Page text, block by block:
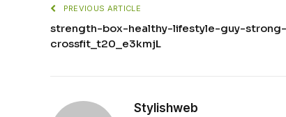
PREVIOUS ARTICLE
strength-box-healthy-lifestyle-guy-
crossfit_t20_e3kmjL
Stylishweb